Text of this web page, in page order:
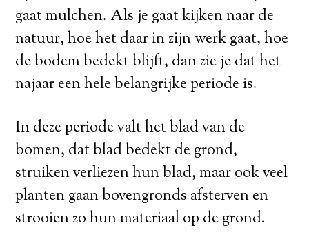
gaat mulchen. Als je gaat kijken naar de
natuur, hoe het daar in zijn werk gaat, hoe
de bodem bedekt blijft, dan zie je dat het
najaar een hele belangrijke periode is.
In deze periode valt het blad van de
bomen, dat blad bedekt de grond,
struiken verliezen hun blad, maar ook veel
planten gaan bovengronds afsterven en
strooien zo hun materiaal op de grond.